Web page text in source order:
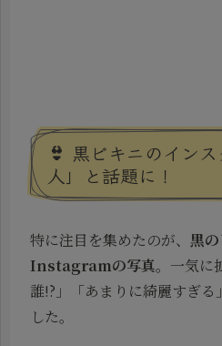
👙 黒ビキニのイン
人」と話題に！
特に注目を集めたのが、 黒
Instagramの写真。一気に
誰!?」「あまりに綺麗すぎ
した。